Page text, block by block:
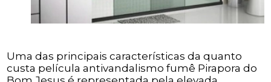
Uma das principais características da quanto
custa película antivandalismo fumê Pirapora do